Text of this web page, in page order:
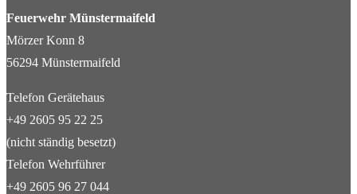
Feuerwehr Münstermaifeld
Mörzer Konn 8
56294 Münstermaifeld
Telefon Gerätehaus
+49 2605 95 22 25
(nicht ständig besetzt)
Telefon Wehrführer
+49 2605 96 27 044